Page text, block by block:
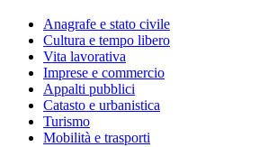
Anagrafe e stato civile
Cultura e tempo libero
Vita lavorativa
Imprese e commercio
Appalti pubblici
Catasto e urbanistica
Turismo
Mobilità e trasporti